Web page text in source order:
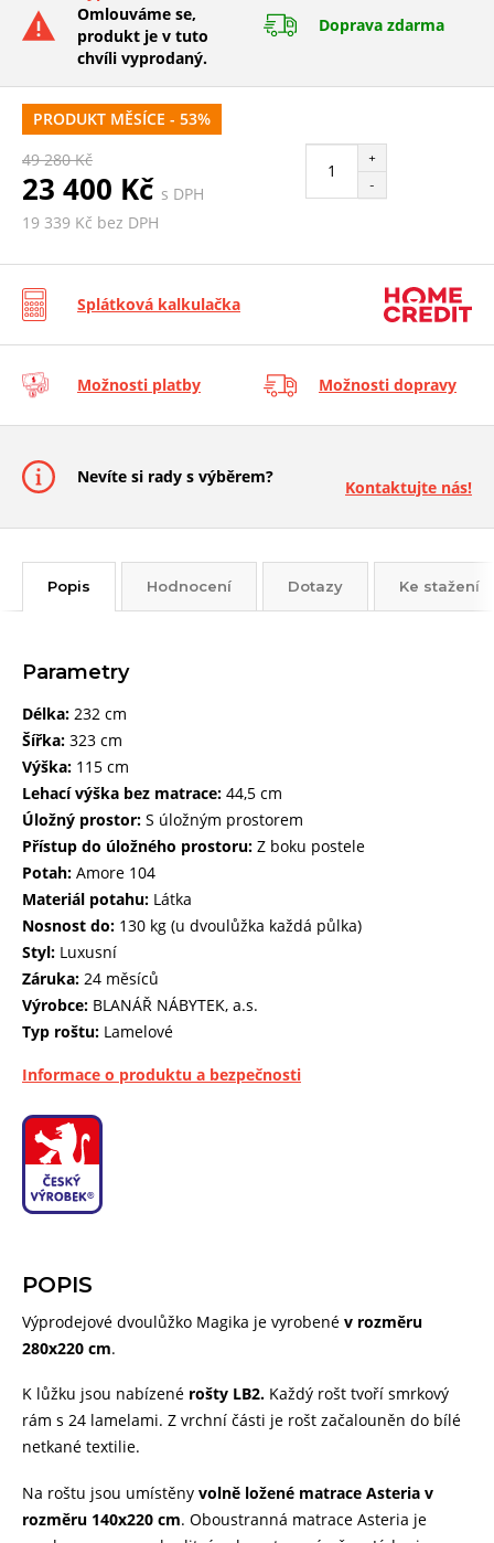
Omlouváme se,
produkt je v tuto
chvíli vyprodaný.
Doprava zdarma
PRODUKT MĚSÍCE - 53%
49 280 Kč
23 400 Kč s DPH
19 339 Kč bez DPH
+
-
Splátková kalkulačka
Možnosti platby Možnosti dopravy
Nevíte si rady s výběrem?
Kontaktujte nás!
Popis Hodnocení Dotazy Ke stažení
POPIS
Výprodejové dvoulůžko Magika je vyrobené v rozměru
280x220 cm.
K lůžku jsou nabízené rošty LB2. Každý rošt tvoří smrkový
rám s 24 lamelami. Z vrchní části je rošt začalouněn do bílé
netkané textilie.
Na roštu jsou umístěny volně ložené matrace Asteria v
rozměru 140x220 cm. Oboustranná matrace Asteria je
Parametry
Délka: 232 cm
Šířka: 323 cm
Výška: 115 cm
Lehací výška bez matrace: 44,5 cm
Úložný prostor: S úložným prostorem
Přístup do úložného prostoru: Z boku postele
Potah: Amore 104
Materiál potahu: Látka
Nosnost do: 130 kg (u dvoulůžka každá půlka)
Styl: Luxusní
Záruka: 24 měsíců
Výrobce: BLANÁŘ NÁBYTEK, a.s.
Typ roštu: Lamelové
Informace o produktu a bezpečnosti